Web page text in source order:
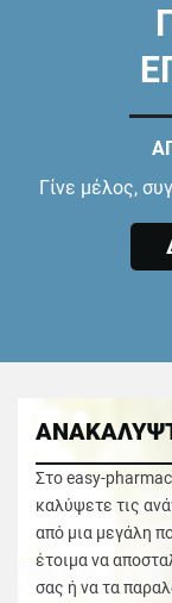
Γίνε μέλος,
Στο easy-
καλύψετε τις
από μια μεγάλη
έτοιμα να
σας ή να τα